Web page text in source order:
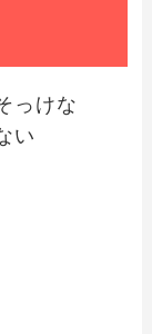
っけな
い